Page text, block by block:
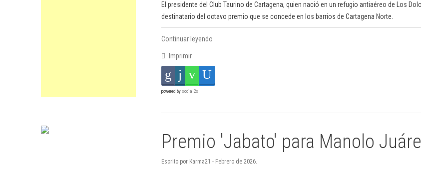
El presidente del Club Taurino de Cartagena, quien nació en un refugio antiaéreo de Los
destinatario del octavo premio que se concede en los barrios de Cartagena Norte.
Continuar leyendo
Imprimir
powered by social2s
Premio 'Jabato' para Manolo
Escrito por Karma21 - Febrero de 2026.